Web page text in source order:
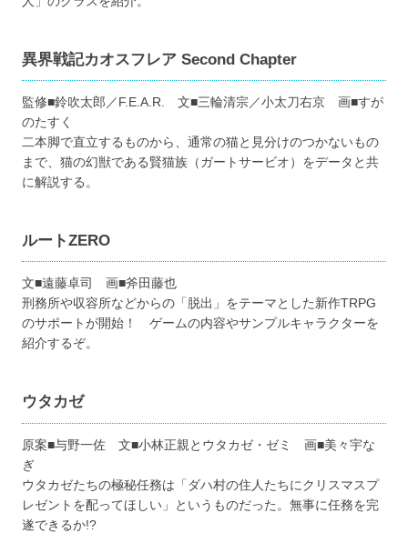
異界戦記カオスフレア Second Chapter
監修■鈴吹太郎／F.E.A.R. 文■三輪清宗／小太刀右京 画■すが
のたすく
二本脚で直立するものから、通常の猫と見分けのつかないもの
まで、猫の幻獣である賢猫族（ガートサービオ）をデータと共
に解説する。
ルートZERO
文■遠藤卓司 画■斧田藤也
刑務所や収容所などからの「脱出」をテーマとした新作TRPG
のサポートが開始！ ゲームの内容やサンプルキャラクターを
紹介するぞ。
ウタカゼ
原案■与野一佐 文■小林正親とウタカゼ・ゼミ 画■美々宇な
ぎ
ウタカゼたちの極秘任務は「ダハ村の住人たちにクリスマスプ
レゼントを配ってほしい」というものだった。無事に任務を完
遂できるか!?